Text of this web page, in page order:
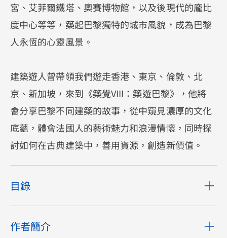
宮、艾菲爾鐵塔、奧賽博物館，以及後現代的龐比
度中心等等，築起巴黎獨特的城市風貌，成為巴黎
人永恆的心靈風景。
建築遊人曾帶領我們遊走香港、東京、倫敦、北
京、新加坡，來到《築覺VIII：築遊巴黎》，他將
會分享巴黎不同建築的故事，從中窺見濃厚的文化
底蘊，體會法國人‌的藝術魅力和浪漫情懷，同時探
討如何在古典建築中，善用資源，創造新價值。
目錄
作者簡介